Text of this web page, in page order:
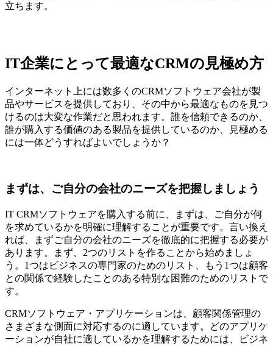
立ちます。
IT企業にとって最適なCRMの見極め方
インターネット上には数多くのCRMソフトウェア会社が製
品やサービスを提供しており、その中から最適なものを見つ
けるのは大変な作業だと思われます。誰を信頼できるのか、
誰が購入する価値のある製品を提供しているのか、見極める
には一体どうすればよいでしょうか？
まずは、ご自分の会社のニーズを把握しましょう
IT CRMソフトウェアを購入する前に、まずは、ご自分が何
を求めているかを明確に理解することが重要です。言い換え
れば、まずご自分の会社のニーズを徹底的に把握する必要が
あります。まず、2つのリストを作ることから始めましょ
う。1つはビジネスの専門家のためのリスト、もう1つは顧客
との関係で経験したことのある特別な困難のためのリストで
す。
CRMソフトウェア・アプリケーションは、顧客関係管理の
さまざまな側面に対応するのに適しています。どのアプリケ
ーションが自社に適しているかを理解するためには、ビジネ